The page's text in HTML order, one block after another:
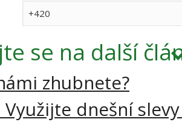
se na další
zhubnete?
Využijte dnešní